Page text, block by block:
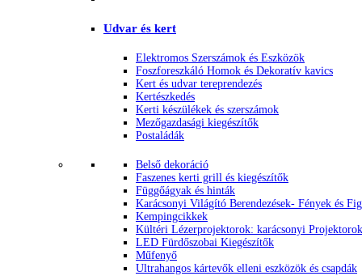
Udvar és kert
Elektromos Szerszámok és Eszközök
Foszforeszkáló Homok és Dekoratív kavics
Kert és udvar tereprendezés
Kertészkedés
Kerti készülékek és szerszámok
Mezőgazdasági kiegészítők
Postaládák
Belső dekoráció
Faszenes kerti grill és kiegészítők
Függőágyak és hinták
Karácsonyi Világító Berendezések- Fények és
Kempingcikkek
Kültéri Lézerprojektorok: karácsonyi Projektorok
LED Fürdőszobai Kiegészítők
Műfenyő
Ultrahangos kártevők elleni eszközök és csapdák